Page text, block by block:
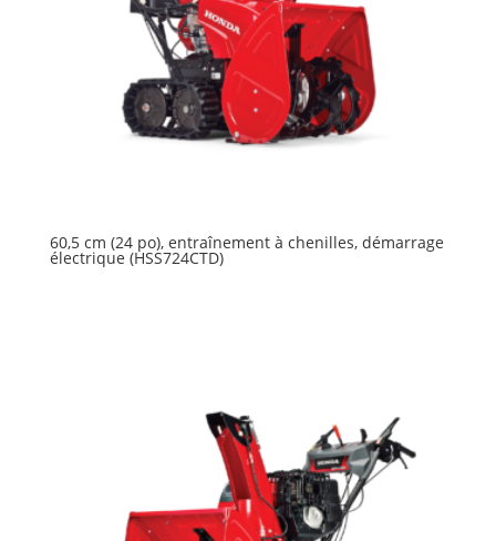
60,5 cm (24 po), entraînement à chenilles, démarrage
électrique (HSS724CTD)